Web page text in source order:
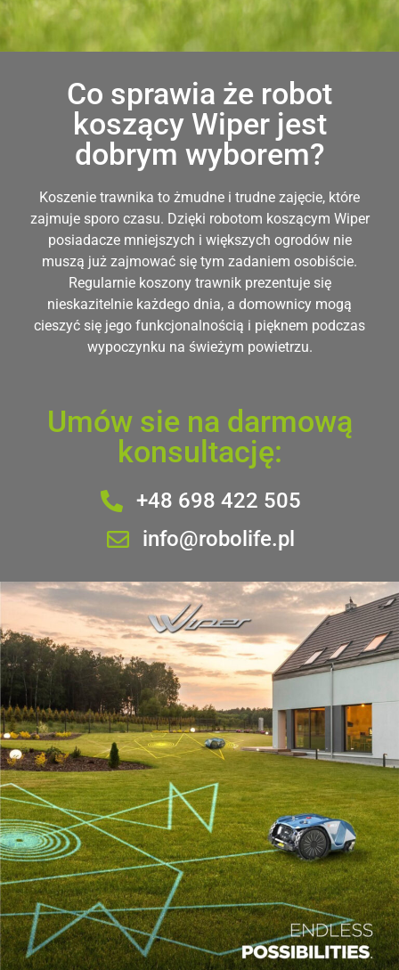
Co sprawia że robot
koszący Wiper jest
dobrym wyborem?
Koszenie trawnika to żmudne i trudne zajęcie, które
zajmuje sporo czasu. Dzięki robotom koszącym Wiper
posiadacze mniejszych i większych ogrodów nie
muszą już zajmować się tym zadaniem osobiście.
Regularnie koszony trawnik prezentuje się
nieskazitelnie każdego dnia, a domownicy mogą
cieszyć się jego funkcjonalnością i pięknem podczas
wypoczynku na świeżym powietrzu.
Umów sie na darmową
konsultację:
+48 698 422 505
info@robolife.pl